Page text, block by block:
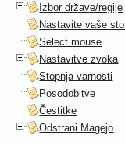
Izbor države/regije
Nastavite vaše
Select mouse
Nastavitve zvoka
Stopnja varnosti
Posodobitve
Čestitke
Odstrani Magejo